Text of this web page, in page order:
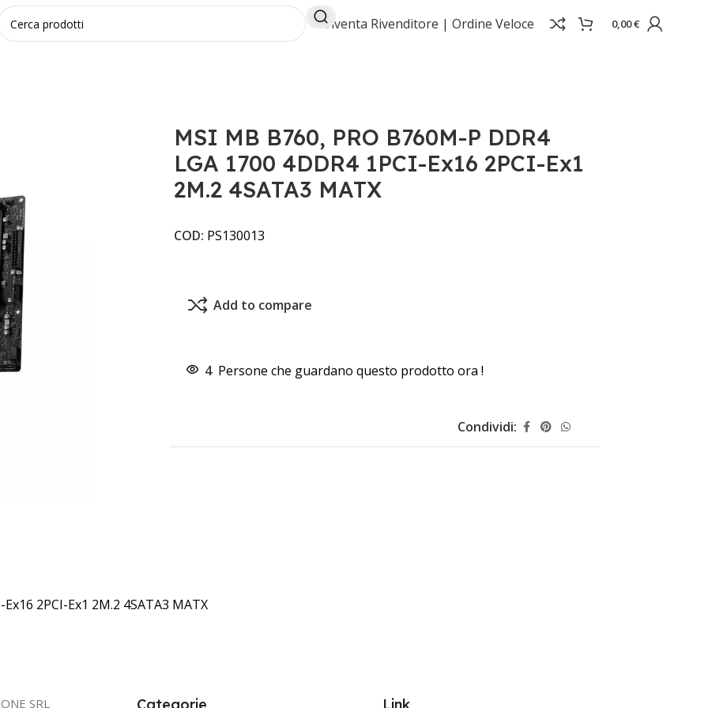
Diventa Rivenditore | Ordine Veloce 0,00€
B760M-P DDR4 LGA 1700 4DDR4 1PCI-Ex16 2PCI-Ex1 2M.2 4SATA3 MATX
MSI MB B760, PRO B760M-P DDR4
LGA 1700 4DDR4 1PCI-Ex16 2PCI-Ex1
2M.2 4SATA3 MATX
COD: PS130013
Add to compare
4 Persone che guardano questo prodotto ora !
Condividi:
2PCI-Ex1 2M.2 4SATA3 MATX
SRL Categorie Link